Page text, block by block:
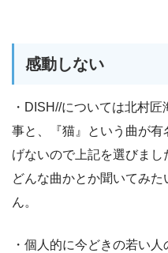
感動しない
・DISH//については北村
事と、『猫』という曲が
げないので上記を選びまし
どんな曲かとか聞いてみ
ん。
・個人的に今どきの若い